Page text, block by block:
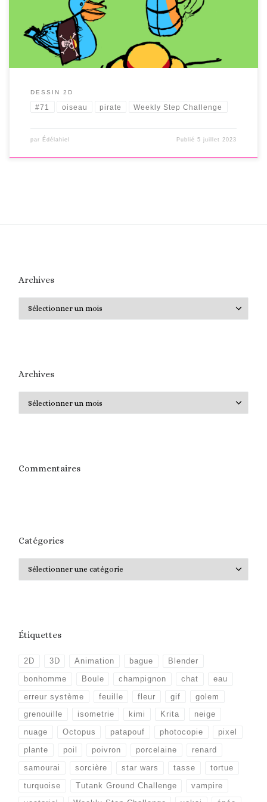
DESSIN 2D
#71 oiseau pirate Weekly Step Challenge
par Édélahiel Publié5 juillet 2023
Archives
Archives
Commentaires
Catégories
Étiquettes
2D 3D Animation bague Blender
bonhomme Boule champignon chat eau
erreur système feuille fleur gif golem
grenouille isometrie kimi Krita neige
nuage Octopus patapouf photocopie pixel
plante poil poivron porcelaine renard
samourai sorcière star wars tasse tortue
turquoise Tutank Ground Challenge vampire